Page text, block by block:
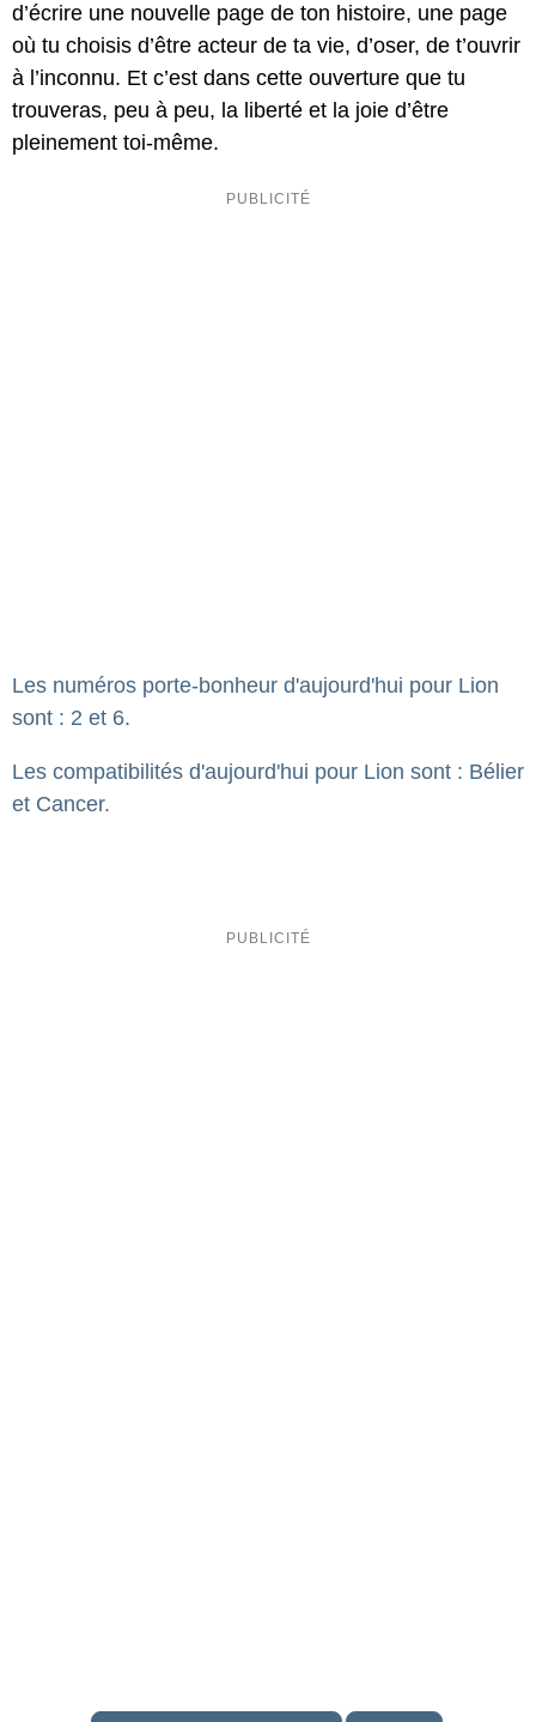
d’écrire une nouvelle page de ton histoire, une page
où tu choisis d’être acteur de ta vie, d’oser, de t’ouvrir
à l’inconnu. Et c’est dans cette ouverture que tu
trouveras, peu à peu, la liberté et la joie d’être
pleinement toi-même.
Les numéros porte-bonheur d'aujourd'hui pour Lion
sont : 2 et 6.
Les compatibilités d'aujourd'hui pour Lion sont : Bélier
et Cancer.